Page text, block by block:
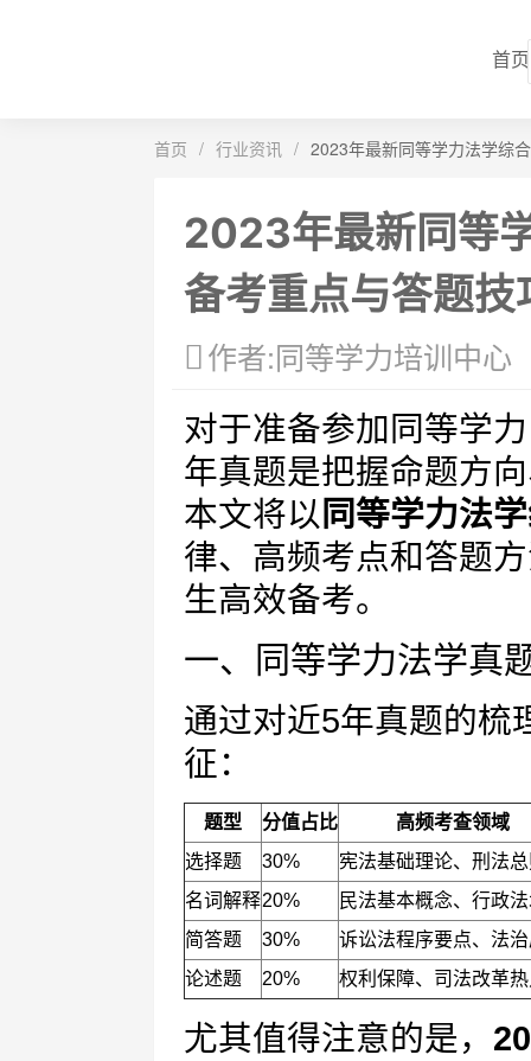
首页
首页 / 行业资讯 / 2023年最新同等学力法学综
2023年最新同等
备考重点与答题技
作者:同等学力培训中心
对于准备参加同等学
年真题是把握命题方
本文将以 同等学力法
律、高频考点和答题
生高效备考。
一、同等学力法学真
通过对近5年真题的梳
征：
题型 分值占比
高频考查领域
选择题
30%
宪法基础理论、刑法
名词解释20%
民法基本概念、行政
简答题
30%
诉讼法程序要点、法
论述题
20% 权利保障、司法改革
尤其值得注意的是，